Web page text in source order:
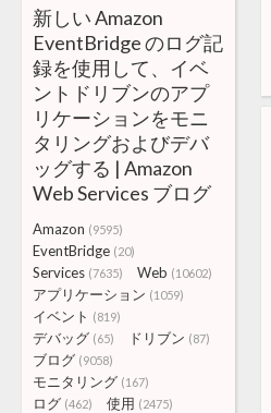
新しい Amazon
EventBridge のログ記
録を使用して、イベ
ントドリブンのアプ
リケーションをモニ
タリングおよびデバ
ッグする | Amazon
Web Services ブログ
Amazon (9595)
EventBridge (20)
Services (7635) Web (10602)
アプリケーション (1059)
イベント (819)
デバッグ (65) ドリブン (87)
ブログ (9058)
モニタリング (167)
ログ (462) 使用 (2475)